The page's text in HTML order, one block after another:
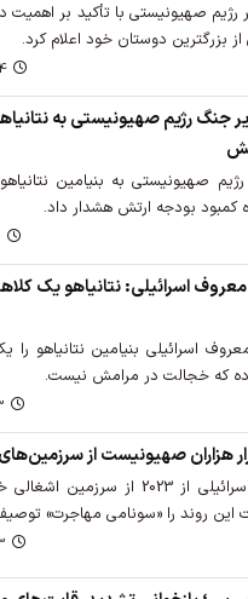
صهیونیستی با تأکید بر اهمیت
بزرگترین دوستان خود اعلام کرد.
14
جنگ رژیم صهیونیستی به
صهیونیستی به بنیامین
کمبود بودجه ارتش هشدار داد.
اسرائیلی: نتانیاهو یک
اسرائیلی بنیامین نتانیاهو را
که خجالت در مرامش نیست.
13
هزاران صهیونیست از
270 هزار اسرائیلی از 2023 از
روند را «سونامی مهاجرت»
13